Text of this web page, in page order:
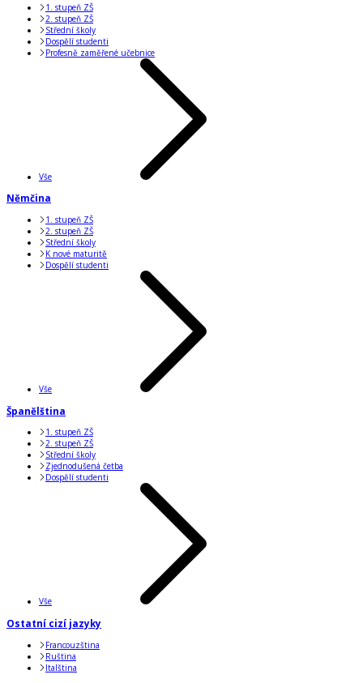
1. stupeň ZŠ
2. stupeň ZŠ
Střední školy
Dospělí studenti
Profesně zaměřené učebnice
Vše
Němčina
1. stupeň ZŠ
2. stupeň ZŠ
Střední školy
K nové maturitě
Dospělí studenti
Vše
Španělština
1. stupeň ZŠ
2. stupeň ZŠ
Střední školy
Zjednodušená četba
Dospělí studenti
Vše
Ostatní cizí jazyky
Francouzština
Ruština
Italština